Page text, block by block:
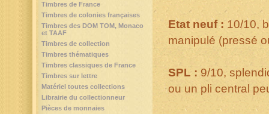
Etat neuf : 10/10,
manipulé (pressé
SPL : 9/10,
ou un pli central
Timbres de France
Timbres de colonies françaises
Timbres des DOM TOM, Monaco
et TAAF
Timbres de collection
Timbres thématiques
Timbres classiques de France
Timbres sur lettre
Matériel toutes collections
Librairie du collectionneur
Pièces de monnaies